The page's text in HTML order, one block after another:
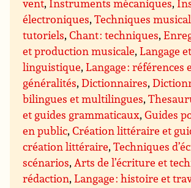
vent, Instruments mécaniques,
électroniques,Techniques
tutoriels,Chant : techniques,
et production musicale,Langage et
linguistique,Langage : références
généralités,Dictionnaires,
bilingues et multilingues,
et guides grammaticaux,Guides
en public,Création littéraire et
création littéraire,Techniques
scénarios,Arts de l’écriture et
rédaction,Langage : histoire et